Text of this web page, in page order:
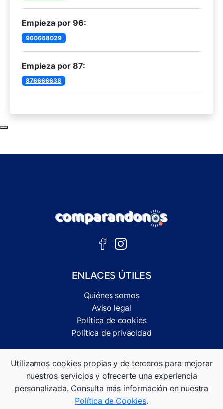
Empieza por 96:
960668029
Empieza por 87:
876666638
ENLACES ÚTILES
Quiénes somos
Aviso legal
Política de cookies
Política de privacidad
informativas.
©2026 Comparandonos. Todos los derechos reservados.
Utilizamos cookies propias y de terceros para mejorar
nuestros servicios y ofrecerte una experiencia
personalizada. Consulta más información en nuestra
Política de Cookies.